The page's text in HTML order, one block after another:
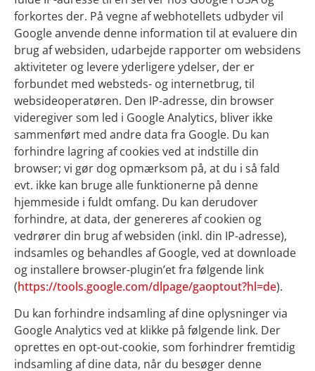
forkortes der. På vegne af webhotellets udbyder vil
Google anvende denne information til at evaluere din
brug af websiden, udarbejde rapporter om websidens
aktiviteter og levere yderligere ydelser, der er
forbundet med websteds- og internetbrug, til
websideoperatøren. Den IP-adresse, din browser
videregiver som led i Google Analytics, bliver ikke
sammenført med andre data fra Google. Du kan
forhindre lagring af cookies ved at indstille din
browser; vi gør dog opmærksom på, at du i så fald
evt. ikke kan bruge alle funktionerne på denne
hjemmeside i fuldt omfang. Du kan derudover
forhindre, at data, der genereres af cookien og
vedrører din brug af websiden (inkl. din IP-adresse),
indsamles og behandles af Google, ved at downloade
og installere browser-plugin’et fra følgende link
(https://tools.google.com/dlpage/gaoptout?hl=de).
Du kan forhindre indsamling af dine oplysninger via
Google Analytics ved at klikke på følgende link. Der
oprettes en opt-out-cookie, som forhindrer fremtidig
indsamling af dine data, når du besøger denne